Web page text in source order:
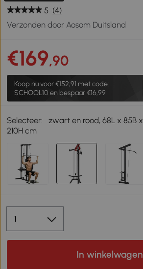
5 (4)
Verzonden door Aosom Duitsland
€169,90
Koop nu voor €152,91 met code:
SCHOOL10 en bespaar €16,99
Selecteer:
zwart en rood, 68L x 85B x
210H cm
In winkelwagen